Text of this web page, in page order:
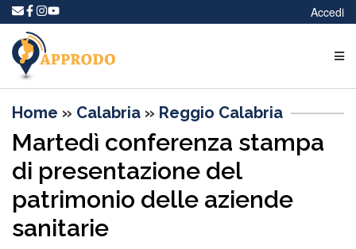
Accedi
Home » Calabria » Reggio Calabria
Martedì conferenza stampa
di presentazione del
patrimonio delle aziende
sanitarie